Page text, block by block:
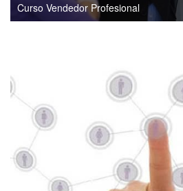
Curso Vendedor Profesional